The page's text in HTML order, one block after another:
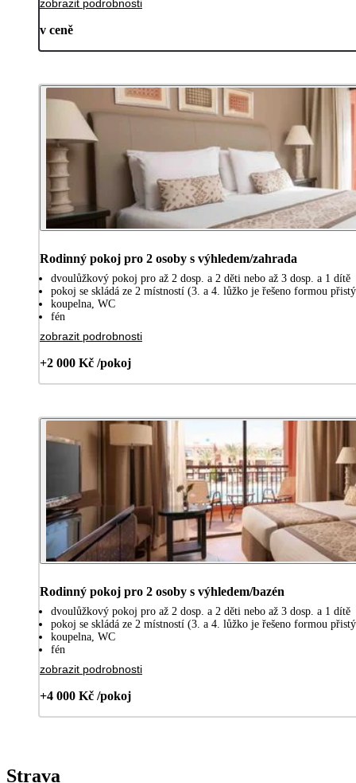
zobrazit podrobnosti
v ceně
Rodinný pokoj pro 2 osoby s výhledem/zahrada
dvoulůžkový pokoj pro až 2 dosp. a 2 děti nebo až 3 dosp. a 1 dítě
pokoj se skládá ze 2 místností (3. a 4. lůžko je řešeno formou
koupelna, WC
fén
zobrazit podrobnosti
+2 000 Kč /pokoj
Rodinný pokoj pro 2 osoby s výhledem/bazén
dvoulůžkový pokoj pro až 2 dosp. a 2 děti nebo až 3 dosp. a 1 dítě
pokoj se skládá ze 2 místností (3. a 4. lůžko je řešeno formou
koupelna, WC
fén
zobrazit podrobnosti
+4 000 Kč /pokoj
Strava